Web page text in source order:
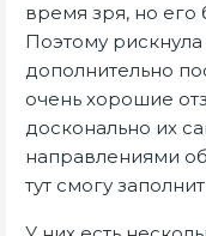
время зря, но его
Поэтому рискнула
дополнительно
очень хорошие
досконально их
направлениями
тут смогу